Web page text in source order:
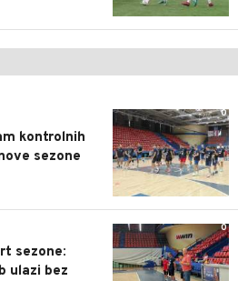
0
kontrolnih
sezone
0
sezone:
ulazi bez